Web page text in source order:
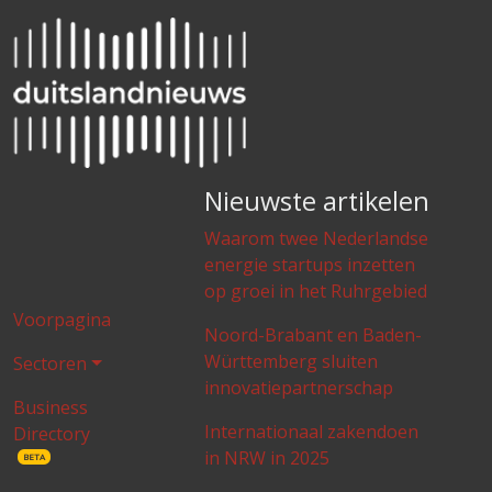
Voorpagina
Sectoren
Business
Directory
BETA
Nieuwste artikelen
Waarom twee Nederlandse
energie startups inzetten
op groei in het Ruhrgebied
Noord-Brabant en Baden-
Württemberg sluiten
innovatiepartnerschap
Internationaal zakendoen
in NRW in 2025